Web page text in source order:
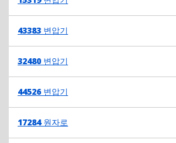
43383 변압기
32480 변압기
44526 변압기
17284원자로